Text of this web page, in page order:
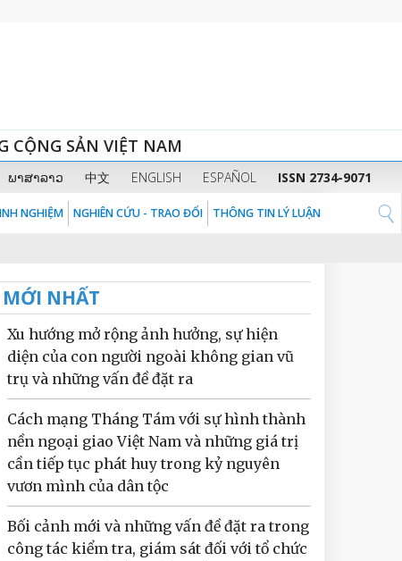
CỘNG SẢN VIỆT NAM
ພາສາລາວ 中文 ENGLISH ESPAÑOL ISSN 2734-9071
NGHIỆM NGHIÊN CỨU - TRAO ĐỔI THÔNG TIN LÝ LUẬN
MỚI NHẤT
Xu hướng mở rộng ảnh hưởng, sự hiện
diện của con người ngoài không gian vũ
trụ và những vấn đề đặt ra
Cách mạng Tháng Tám với sự hình thành
nền ngoại giao Việt Nam và những giá trị
cần tiếp tục phát huy trong kỷ nguyên
vươn mình của dân tộc
Bối cảnh mới và những vấn đề đặt ra trong
công tác kiểm tra, giám sát đối với tổ chức